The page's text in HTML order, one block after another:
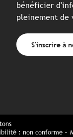
bénéficier
pleinement de
S'inscrire à
: non conforme